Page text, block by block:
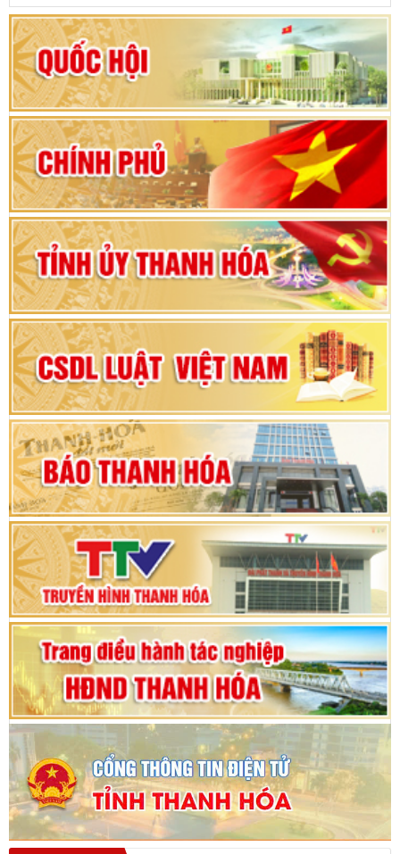
Khai mạc kỳ họp thứ Nhất, Quốc hội khóa XVI
Hướng dẫn quy trình bỏ phiếu bầu cử ĐBQH
khoá XVI và đại biểu HĐND các cấp nhiệm kỳ
2026-2031
80 năm Quốc hội Việt Nam: vì lợi ích Nhân dân,
vì sự phát triển của đất nước
Bộ Chính trị duyệt nội dung Đại hội đại biểu
Đảng bộ tỉnh Thanh Hóa lần thứ XX, nhiệm kỳ
2025 - 2030
Đại hội đại biểu Đảng bộ xã Yên Thọ lần thứ I,
nhiệm kỳ 2025 – 2030
Đại hội Đảng bộ xã Yên Ninh lần thứ nhất,
nhiệm kỳ 2025 - 2030
Khai mạc Kỳ họp bất thường lần thứ 9, Quốc
hội khóa XV
Phiên thảo luận Kỳ họp thứ 24, HĐND tỉnh
Thanh Hóa khóa XVIII, nhiệm kỳ 2021 - 2026
Bế mạc Kỳ họp thứ hai bốn, Hội đồng nhân dân
tỉnh khoá XVIII